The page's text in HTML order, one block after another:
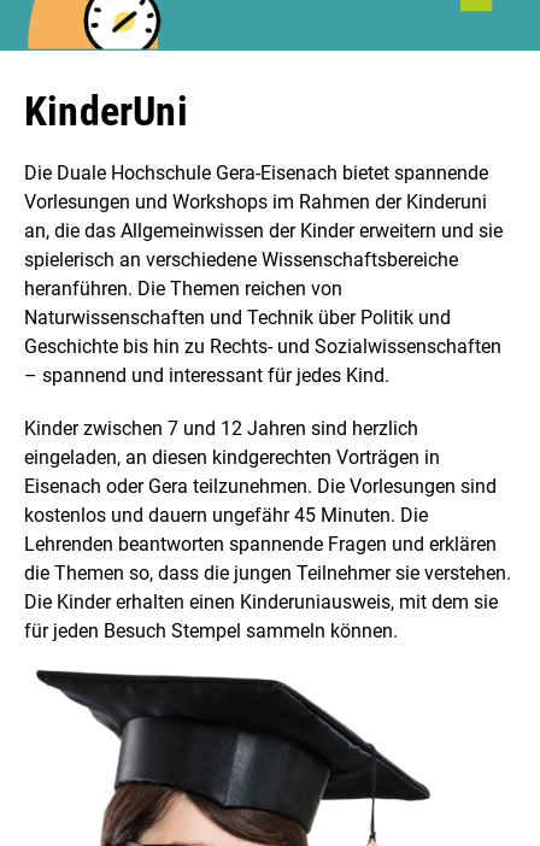
KinderUni
Die Duale Hochschule Gera-Eisenach bietet spannende
Vorlesungen und Workshops im Rahmen der Kinderuni
an, die das Allgemeinwissen der Kinder erweitern und sie
spielerisch an verschiedene Wissenschaftsbereiche
heranführen. Die Themen reichen von
Naturwissenschaften und Technik über Politik und
Geschichte bis hin zu Rechts- und Sozialwissenschaften
– spannend und interessant für jedes Kind.
Kinder zwischen 7 und 12 Jahren sind herzlich
eingeladen, an diesen kindgerechten Vorträgen in
Eisenach oder Gera teilzunehmen. Die Vorlesungen sind
kostenlos und dauern ungefähr 45 Minuten. Die
Lehrenden beantworten spannende Fragen und erklären
die Themen so, dass die jungen Teilnehmer sie verstehen.
Die Kinder erhalten einen Kinderuniausweis, mit dem sie
für jeden Besuch Stempel sammeln können.